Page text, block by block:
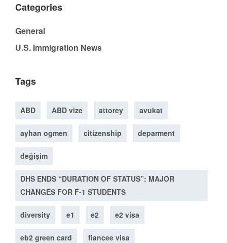
Categories
General
U.S. Immigration News
Tags
ABD ABD vize attorey avukat
ayhan ogmen citizenship deparment
değişim
DHS ENDS “DURATION OF STATUS”: MAJOR
CHANGES FOR F-1 STUDENTS
diversity e1 e2 e2 visa
eb2 green card fiancee visa